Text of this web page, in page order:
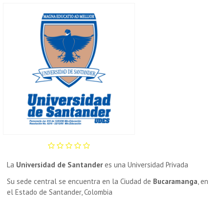
La Universidad de Santanderes una Universidad Privada
Su sede central se encuentra en la Ciudad de Bucaramanga, en
el Estado de Santander, Colombia